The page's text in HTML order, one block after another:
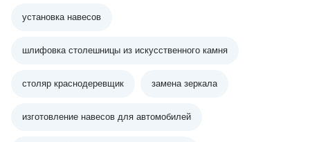
установка навесов
шлифовка столешницы из искусственного камня
столяр краснодеревщик замена зеркала
изготовление навесов для автомобилей